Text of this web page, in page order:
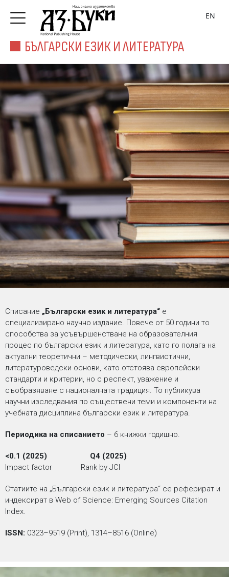
БЪЛГАРСКИ ЕЗИК И ЛИТЕРАТУРА
EN
Списание „Български език и литература“ e
специализирано научно издание. Повече от 50 години то
способства за усъвършенстване на образователния
процес по български език и литература, като го полага на
актуални теоретични – методически, лингвистични,
литературоведски основи, като отстоява европейски
стандарти и критерии, но с респект, уважение и
съобразяване с националната традиция. То публикува
научни изследвания по съществени теми и компоненти на
учебната дисциплина български език и литература.
Периодика на списанието – 6 книжки годишно.
<0.1 (2025)
Q4 (2025)
Impact factor Rank by JCI
Статиите на „Български език и литература“ се реферират и
индексират в Web of Science: Emerging Sources Citation
Index.
ISSN: 0323–9519 (Print), 1314–8516 (Online)